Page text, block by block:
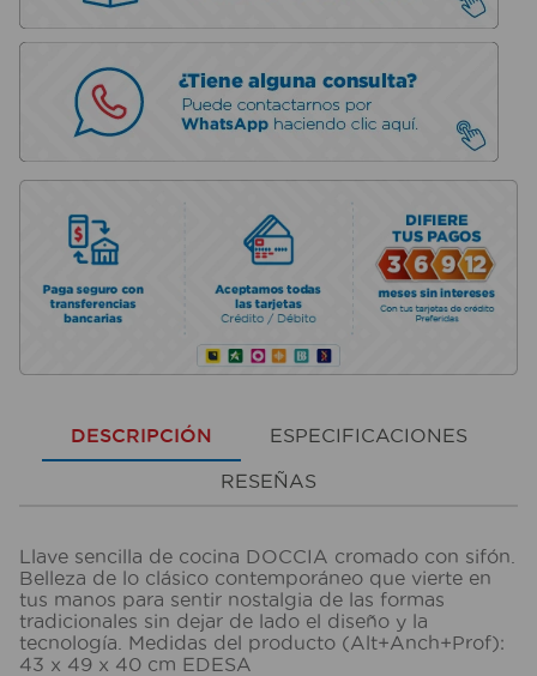
DESCRIPCIÓN ESPECIFICACIONES
RESEÑAS
Llave sencilla de cocina DOCCIA cromado con sifón.
Belleza de lo clásico contemporáneo que vierte en
tus manos para sentir nostalgia de las formas
tradicionales sin dejar de lado el diseño y la
tecnología. Medidas del producto (Alt+Anch+Prof):
43 x 49 x 40 cm EDESA